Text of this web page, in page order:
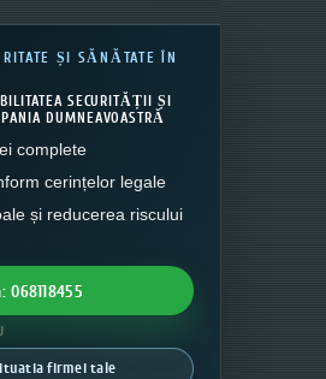
ȘI SĂNĂTATE ÎN
SECURITĂȚII ȘI
DUMNEAVOASTRĂ
complete
cerințelor legale
și reducerea riscului
068118455
firmei tale